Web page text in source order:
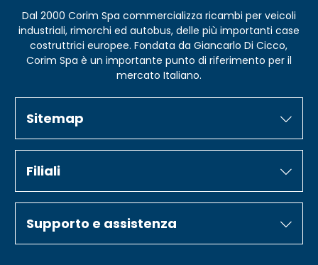
Dal 2000 Corim Spa commercializza ricambi per veicoli
industriali, rimorchi ed autobus, delle più importanti case
costruttrici europee. Fondata da Giancarlo Di Cicco,
Corim Spa è un importante punto di riferimento per il
mercato Italiano.
Sitemap
Filiali
Supporto e assistenza